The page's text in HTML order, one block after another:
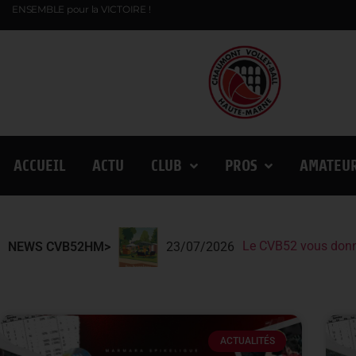
ENSEMBLE pour la VICTOIRE !
ACCUEIL ACTU CLUB PROS
NEWS CVB52HM> 23/07/2026 Le CVB52 vous
Le CVB52 présent
Lindqvist et la
ACTUALITÉS